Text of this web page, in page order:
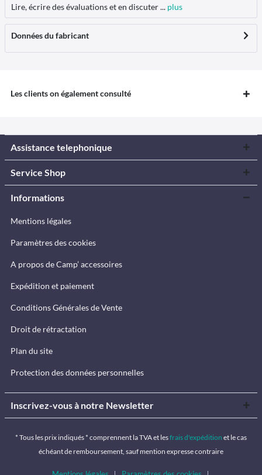
Lire, écrire des évaluations et en discuter ... plus
Données du fabricant
Les clients on également consulté
Assistance telephonique
Service Shop
Informations
Mentions légales
Paramètres des cookies
A propos de Camp’ accessoires
Expédition et paiement
Conditions Générales de Vente
Droit de rétractation
Plan du site
Protection des données personnelles
Inscrivez-vous à notre Newsletter
* Tous les prix indiqués * comprennent la TVA et lesfrais d'expédition et le cas
échéant de remboursement, sauf mention expresse contraire